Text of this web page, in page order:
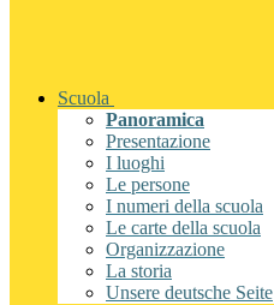
Scuola
Panoramica
Presentazione
I luoghi
Le persone
I numeri della scuola
Le carte della scuola
Organizzazione
La storia
Unsere deutsche Seite